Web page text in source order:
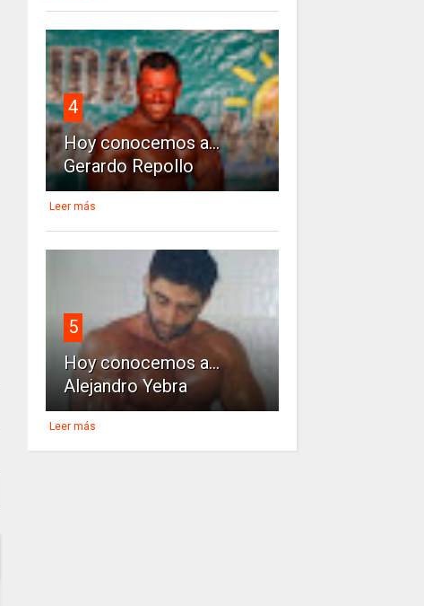
4
Hoy conocemos a...
Gerardo Repollo
Leer más
5
Hoy conocemos a...
Alejandro Yebra
Leer más